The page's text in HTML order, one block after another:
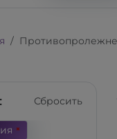
Сбросить